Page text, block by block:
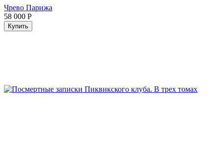
Чрево Парижа
58 000 Р
Купить